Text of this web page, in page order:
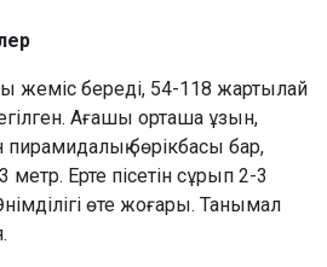
жеміс береді, 54-118 жартылай
Ағашы орташа ұзын,
бөрікбасы бар,
Ерте пісетін сұрып 2-3
өте жоғары. Танымал